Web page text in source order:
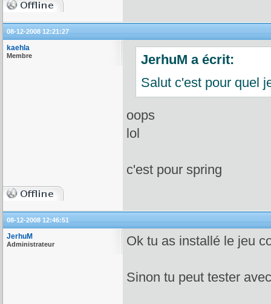
08-12-2008 12:21:27
kaehla
Membre
JerhuM a écrit:
Salut c'est pour quel
oops
lol
c'est pour spring
08-12-2008 12:46:51
JerhuM
Administrateur Ok tu as installé le jeu
Sinon tu peut tester